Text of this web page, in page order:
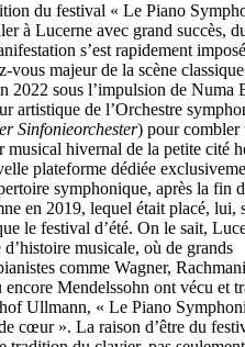
du festival « Le Piano
à Lucerne avec grand succès,
s’est rapidement
majeur de la scène
2022 sous l’impulsion de Numa
artistique de l’Orchestre
Sinfonieorchester) pour combler
musical hivernal de la petite cité
plateforme dédiée
symphonique, après la fin
en 2019, lequel était placé, lui,
le festival d’été. On le sait,
musicale, où de grands
comme Wagner,
Mendelssohn ont vécu et
Ullmann, « Le Piano
cœur ». La raison d’être du